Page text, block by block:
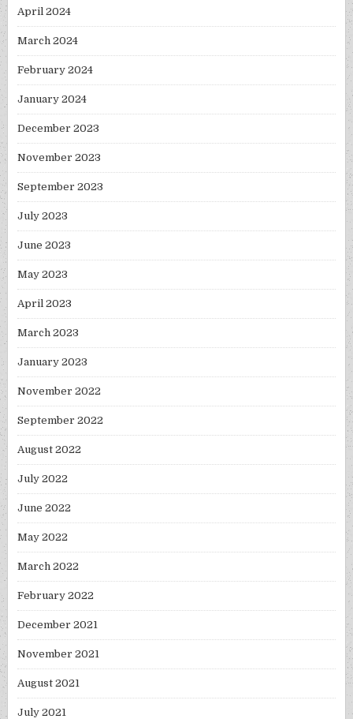
April 2024
March 2024
February 2024
January 2024
December 2023
November 2023
September 2023
July 2023
June 2023
May 2023
April 2023
March 2023
January 2023
November 2022
September 2022
August 2022
July 2022
June 2022
May 2022
March 2022
February 2022
December 2021
November 2021
August 2021
July 2021